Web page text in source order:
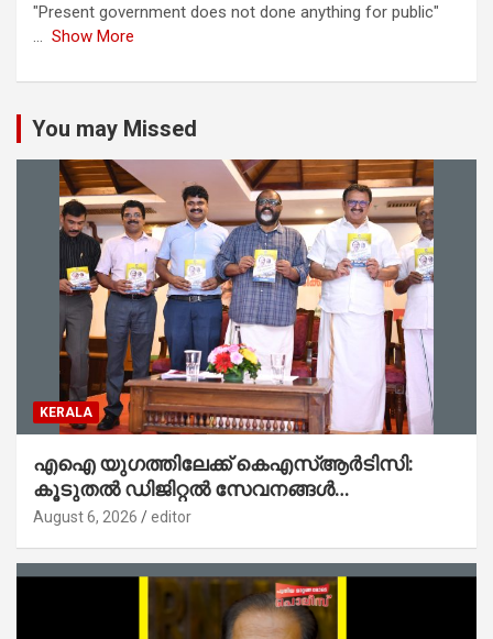
"Present government does not done anything for public"
... Show More
You may Missed
KERALA
എഐ യുഗത്തിലേക്ക് കെഎസ്ആർടിസി:
കൂടുതൽ ഡിജിറ്റൽ സേവനങ്ങൾ
ജനങ്ങളിലേക്കെത്തിക്കും – മന്ത്രി സി പി
August 6, 2026 editor